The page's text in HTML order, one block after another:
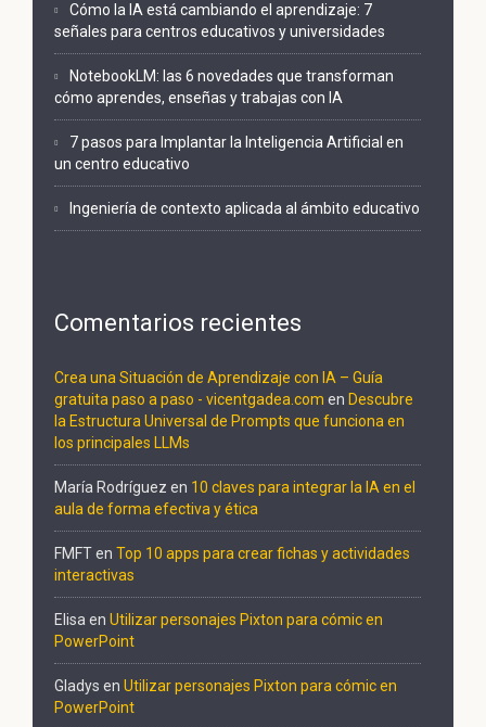
Cómo la IA está cambiando el aprendizaje: 7
señales para centros educativos y universidades
NotebookLM: las 6 novedades que transforman
cómo aprendes, enseñas y trabajas con IA
7 pasos para Implantar la Inteligencia Artificial en
un centro educativo
Ingeniería de contexto aplicada al ámbito educativo
Comentarios recientes
Crea una Situación de Aprendizaje con IA – Guía
gratuita paso a paso - vicentgadea.com en Descubre
la Estructura Universal de Prompts que funciona en
los principales LLMs
María Rodríguez en 10 claves para integrar la IA en el
aula de forma efectiva y ética
FMFTen Top 10 apps para crear fichas y actividades
interactivas
Elisa en Utilizar personajes Pixton para cómic en
PowerPoint
Gladys en Utilizar personajes Pixton para cómic en
PowerPoint